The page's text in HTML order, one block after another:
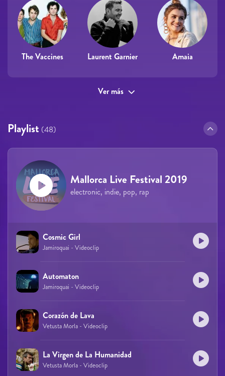
The Vaccines Laurent Garnier Amaia
Ver más
Playlist (48)
Mallorca Live Festival 2019
electronic, indie, pop, rap
Cosmic Girl
Jamiroquai - Videoclip
Automaton
Jamiroquai - Videoclip
Corazón de Lava
Vetusta Morla - Videoclip
La Virgen de La Humanidad
Vetusta Morla - Videoclip